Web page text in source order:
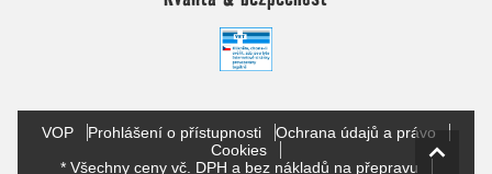
VOP Prohlášení o přístupnosti
Ochrana údajů a právo
Cookies
* Všechny ceny vč. DPH a bez nákladů na přepravu